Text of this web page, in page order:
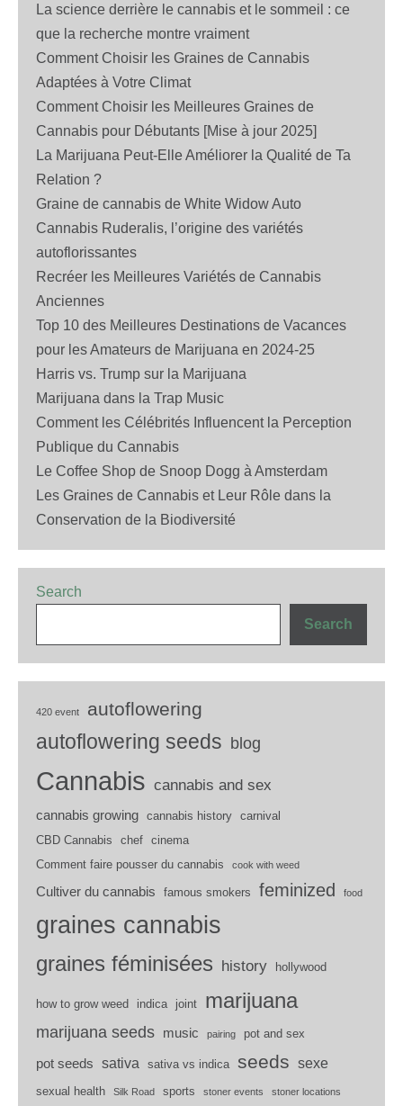
La science derrière le cannabis et le sommeil : ce
que la recherche montre vraiment
Comment Choisir les Graines de Cannabis
Adaptées à Votre Climat
Comment Choisir les Meilleures Graines de
Cannabis pour Débutants [Mise à jour 2025]
La Marijuana Peut-Elle Améliorer la Qualité de Ta
Relation ?
Graine de cannabis de White Widow Auto
Cannabis Ruderalis, l’origine des variétés
autoflorissantes
Recréer les Meilleures Variétés de Cannabis
Anciennes
Top 10 des Meilleures Destinations de Vacances
pour les Amateurs de Marijuana en 2024-25
Harris vs. Trump sur la Marijuana
Marijuana dans la Trap Music
Comment les Célébrités Influencent la Perception
Publique du Cannabis
Le Coffee Shop de Snoop Dogg à Amsterdam
Les Graines de Cannabis et Leur Rôle dans la
Conservation de la Biodiversité
Search
Search
420 event autoflowering
autoflowering seeds blog
Cannabis cannabis and sex
cannabis growing cannabis history carnival
CBD Cannabis
chef cinema
Comment faire pousser du cannabis
cook with weed
Cultiver du cannabis famous smokers feminized food
graines cannabis
graines féminisées history hollywood
how to grow weed indica joint marijuana
marijuana seeds music pairing pot and sex
pot seeds sativa sativa vs indica seeds sexe
sexual health Silk Road sports stoner events stoner locations